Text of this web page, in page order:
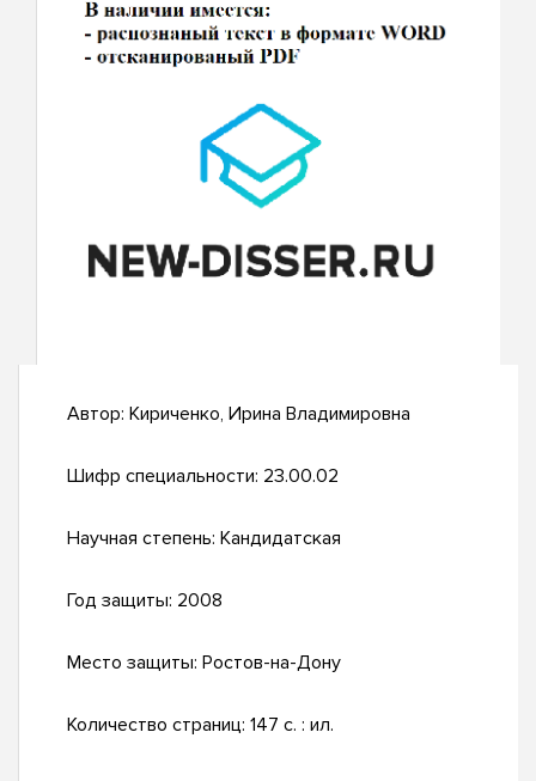
Автор: Кириченко, Ирина Владимировна
Шифр специальности: 23.00.02
Научная степень: Кандидатская
Год защиты: 2008
Место защиты: Ростов-на-Дону
Количество страниц: 147 с. : ил.